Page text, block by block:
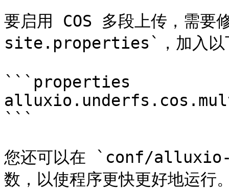
要启用 COS 多段上传，
site.properties`，加入以
```properties
```
您还可以在 `conf/
数，以使程序更快更好地运行